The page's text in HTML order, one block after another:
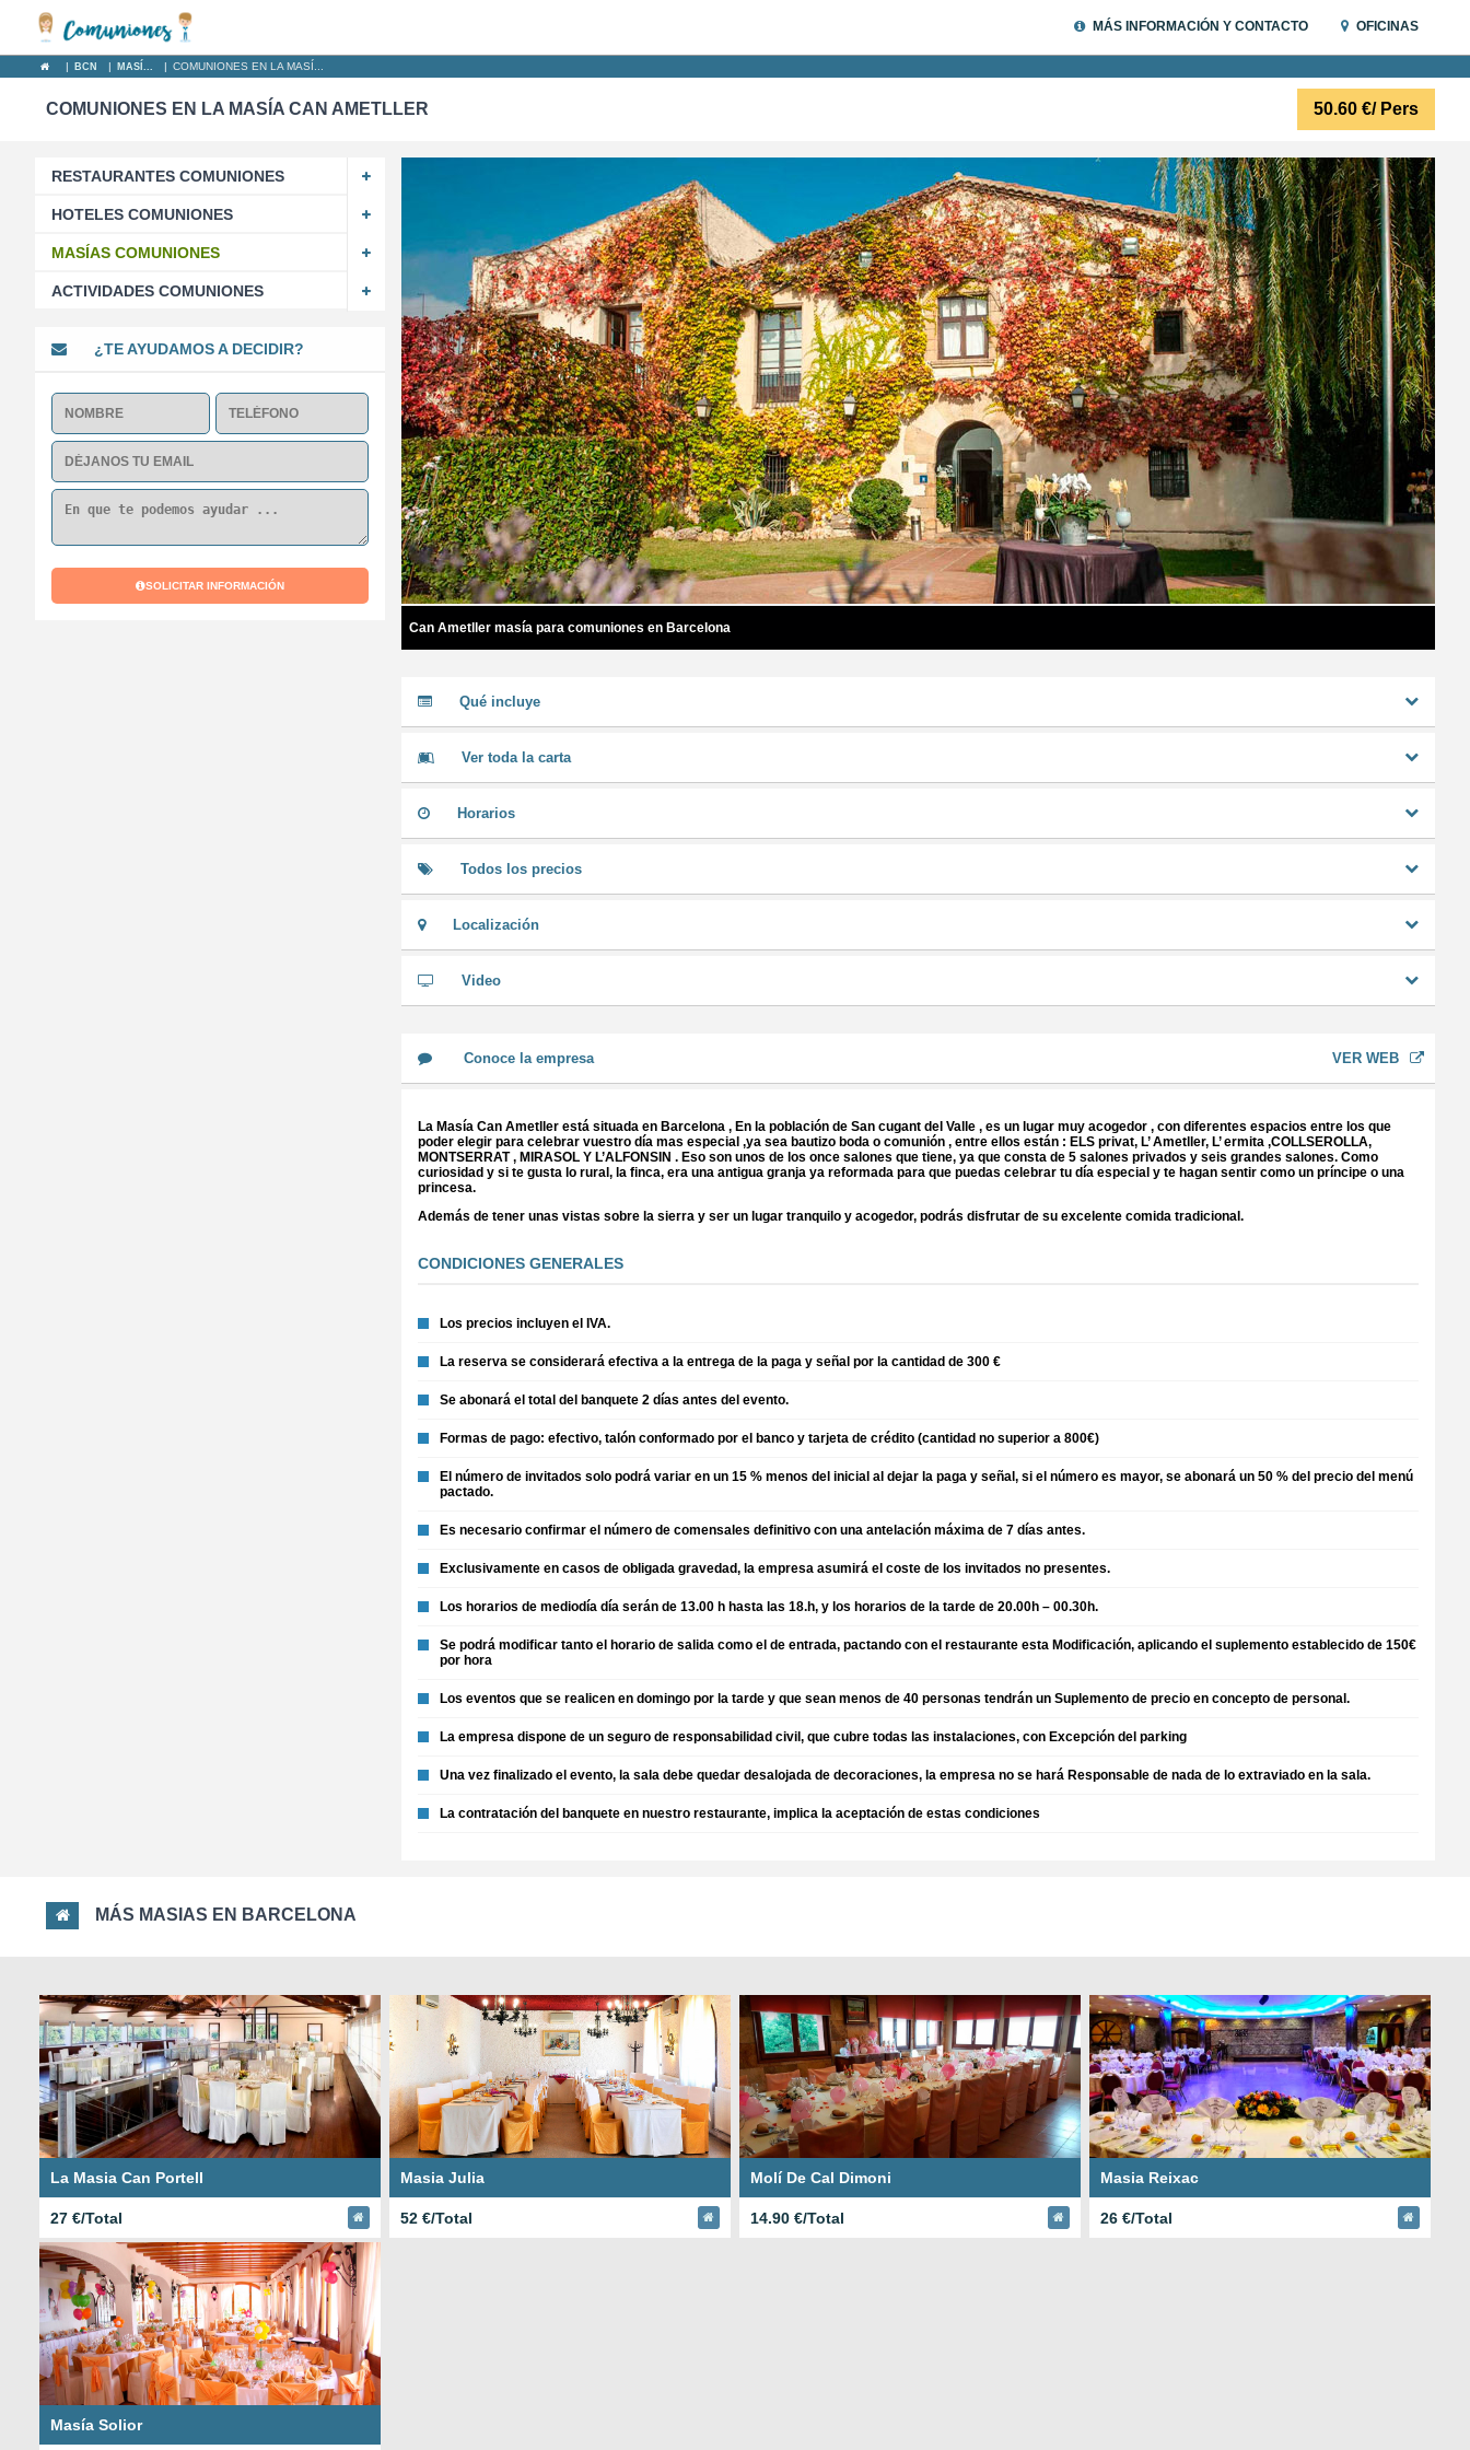
MÁS INFORMACIÓN Y CONTACTO OFICINAS
| BCN | MASÍ... | COMUNIONES EN LA MASÍ...
COMUNIONES EN LA MASÍA CAN AMETLLER 50.60 €/ Pers
Can Ametller masía para comuniones en Barcelona
Qué incluye
Ver toda la carta
Horarios
Todos los precios
Localización
Video
Conoce la empresa VER WEB
RESTAURANTES COMUNIONES
HOTELES COMUNIONES
MASÍAS COMUNIONES
ACTIVIDADES COMUNIONES
¿TE AYUDAMOS A DECIDIR?
SOLICITAR INFORMACIÓN
La Masía Can Ametller está situada en Barcelona , En la población de San cugant del Valle , es un lugar muy acogedor , con diferentes espacios entre los que
poder elegir para celebrar vuestro día mas especial ,ya sea bautizo boda o comunión , entre ellos están : ELS privat, L’ Ametller, L’ ermita ,COLLSEROLLA,
MONTSERRAT , MIRASOL Y L’ALFONSIN . Eso son unos de los once salones que tiene, ya que consta de 5 salones privados y seis grandes salones. Como
curiosidad y si te gusta lo rural, la finca, era una antigua granja ya reformada para que puedas celebrar tu día especial y te hagan sentir como un príncipe o una
princesa.
Además de tener unas vistas sobre la sierra y ser un lugar tranquilo y acogedor, podrás disfrutar de su excelente comida tradicional.
CONDICIONES GENERALES
Los precios incluyen el IVA.
La reserva se considerará efectiva a la entrega de la paga y señal por la cantidad de 300 €
Se abonará el total del banquete 2 días antes del evento.
Formas de pago: efectivo, talón conformado por el banco y tarjeta de crédito (cantidad no superior a 800€)
El número de invitados solo podrá variar en un 15 % menos del inicial al dejar la paga y señal, si el número es mayor, se abonará un 50 % del precio del menú
pactado.
Es necesario confirmar el número de comensales definitivo con una antelación máxima de 7 días antes.
Exclusivamente en casos de obligada gravedad, la empresa asumirá el coste de los invitados no presentes.
Los horarios de mediodía día serán de 13.00 h hasta las 18.h, y los horarios de la tarde de 20.00h – 00.30h.
Se podrá modificar tanto el horario de salida como el de entrada, pactando con el restaurante esta Modificación, aplicando el suplemento establecido de 150€
por hora
Los eventos que se realicen en domingo por la tarde y que sean menos de 40 personas tendrán un Suplemento de precio en concepto de personal.
La empresa dispone de un seguro de responsabilidad civil, que cubre todas las instalaciones, con Excepción del parking
Una vez finalizado el evento, la sala debe quedar desalojada de decoraciones, la empresa no se hará Responsable de nada de lo extraviado en la sala.
La contratación del banquete en nuestro restaurante, implica la aceptación de estas condiciones
MÁS MASIAS EN BARCELONA
La Masia Can Portell
27 €/Total
Masia Julia
52 €/Total
Molí De Cal Dimoni
14.90 €/Total
Masia Reixac
26 €/Total
Masía Solior